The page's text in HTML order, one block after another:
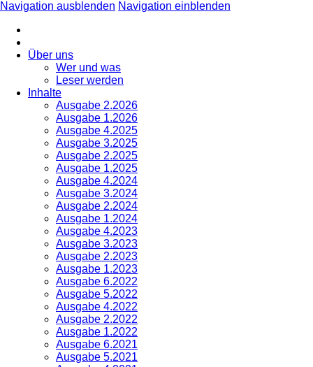
Navigation ausblenden Navigation einblenden
Über uns
Wer und was
Leser werden
Inhalte
Ausgabe 2.2026
Ausgabe 1.2026
Ausgabe 4.2025
Ausgabe 3.2025
Ausgabe 2.2025
Ausgabe 1.2025
Ausgabe 4.2024
Ausgabe 3.2024
Ausgabe 2.2024
Ausgabe 1.2024
Ausgabe 4.2023
Ausgabe 3.2023
Ausgabe 2.2023
Ausgabe 1.2023
Ausgabe 6.2022
Ausgabe 5.2022
Ausgabe 4.2022
Ausgabe 2.2022
Ausgabe 1.2022
Ausgabe 6.2021
Ausgabe 5.2021